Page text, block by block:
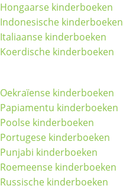
Hongaarse kinderboeken
Indonesische kinderboeken
Italiaanse kinderboeken
Koerdische kinderboeken
Oekraïense kinderboeken
Papiamentu kinderboeken
Poolse kinderboeken
Portugese kinderboeken
Punjabi kinderboeken
Roemeense kinderboeken
Russische kinderboeken